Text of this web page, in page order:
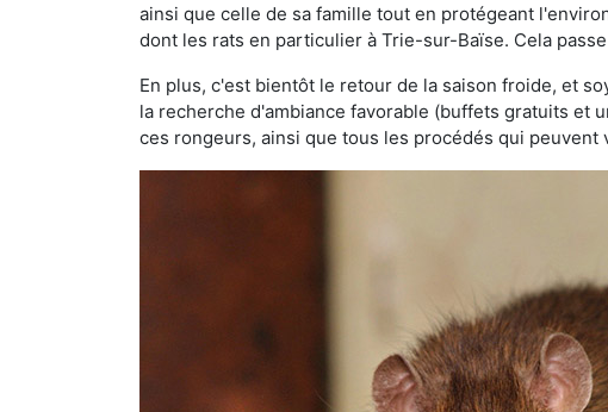
ainsi que celle de sa famille tout en protégeant
dont les rats en particulier à Trie-sur-Baïse. Cela
En plus, c'est bientôt le retour de la saison froide, et
la recherche d'ambiance favorable (buffets gratuits et
ces rongeurs, ainsi que tous les procédés qui